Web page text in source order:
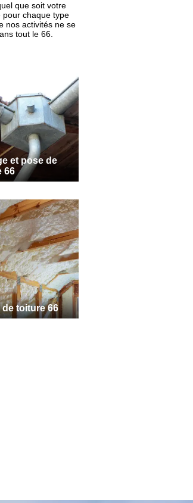
que soit votre
pour chaque type
nos activités ne se
tout le 66.
et pose de
66
toiture 66